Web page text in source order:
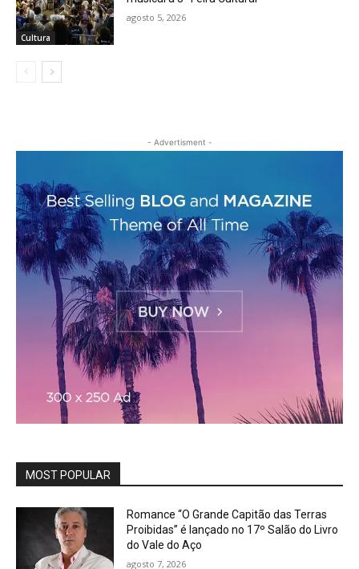
Cultura
agosto 5, 2026
- Advertisment -
MOST POPULAR
Romance “O Grande Capitão das Terras
Proibidas” é lançado no 17º Salão do Livro
do Vale do Aço
agosto 7, 2026